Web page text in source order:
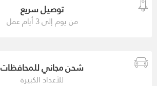
توصيل سريع
من يوم إلى 3 أيام عمل
شحن مجاني للمحافظات
للأعداد الكبيرة